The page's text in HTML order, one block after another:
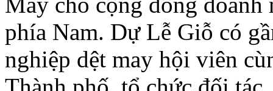
phía Nam. Dự Lễ Giỗ có
nghiệp dệt may hội viên